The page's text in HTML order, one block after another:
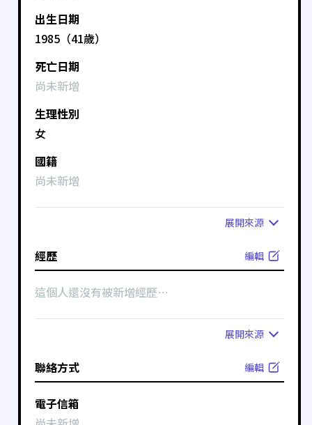
出生日期
1985（41歲）
死亡日期
尚未新增
生理性別
女
國籍
尚未新增
展開來源
經歷 編輯
這個人還沒有被新增經歷⋯
展開來源
聯絡方式 編輯
電子信箱